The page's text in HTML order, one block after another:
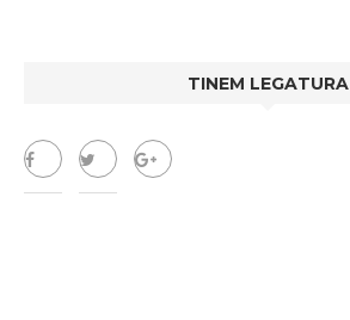
TINEM LEGATURA